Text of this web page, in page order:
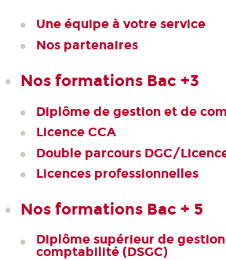
Une équipe à votre service
Nos partenaires
Nos formations Bac +3
Diplôme de gestion et de
Licence CCA
Double parcours DGC/
Licences professionnelles
Nos formations Bac + 5
Diplôme supérieur de
comptabilité (DSGC)